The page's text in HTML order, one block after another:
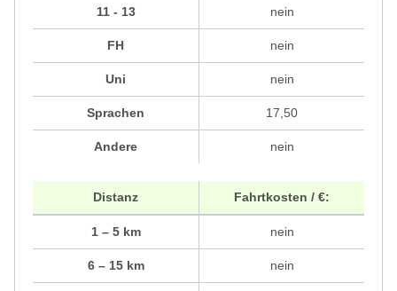
11 - 13
FH
Uni
Sprachen
Andere
nein
nein
nein
17,50
nein
Distanz
1 – 5 km
6 – 15 km
Fahrtkosten / €:
nein
nein